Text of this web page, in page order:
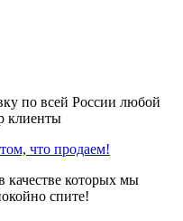
по всей России любой
клиенты
что продаем!
качестве которых мы
спите!